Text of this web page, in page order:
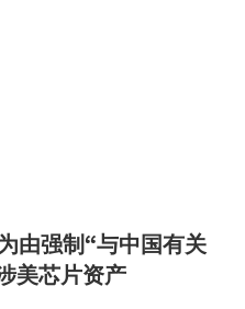
由强制“与中国有关
美芯片资产